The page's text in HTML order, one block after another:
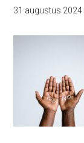
31 augustus 2024